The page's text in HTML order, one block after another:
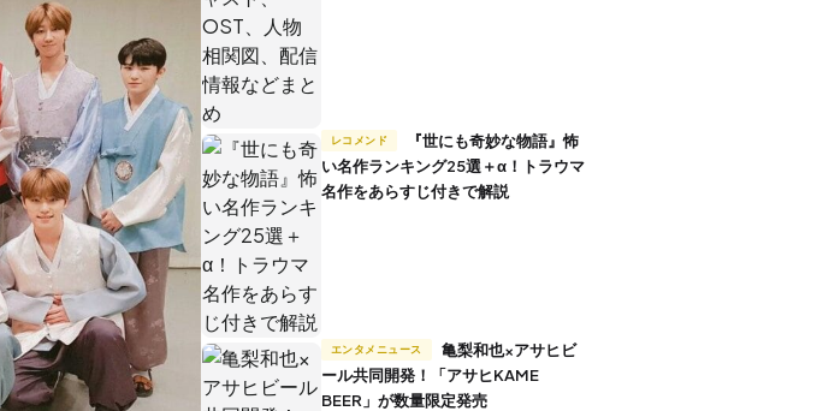
レコメンド
い名作ランキング25選＋α！トラウマ
名作をあらすじ付きで解説
エンタメニュース
ール共同開発！「アサヒKAME
BEER」が数量限定発売